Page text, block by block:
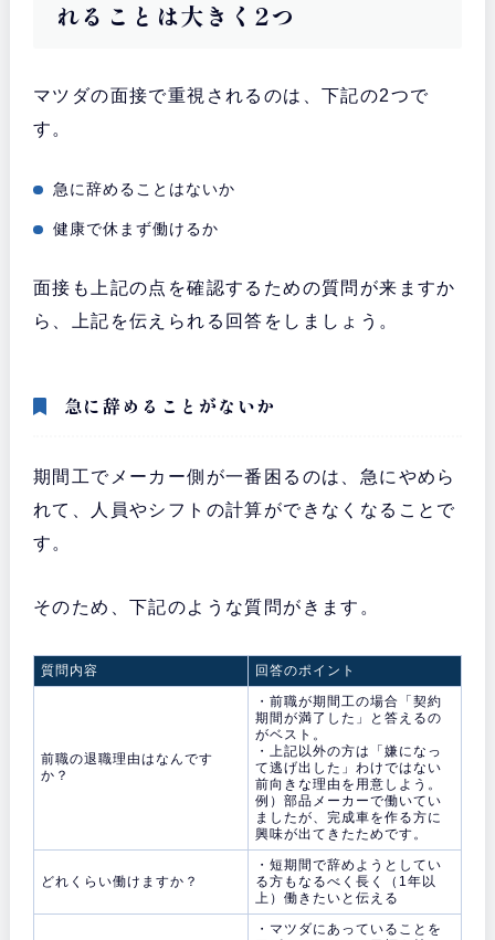
れることは大きく2つ
マツダの面接で重視されるのは、下記の2つで
す。
急に辞めることはないか
健康で休まず働けるか
面接も上記の点を確認するための質問が来ますか
ら、上記を伝えられる回答をしましょう。
急に辞めることがないか
期間工でメーカー側が一番困るのは、急にやめら
れて、人員やシフトの計算ができなくなることで
す。
そのため、下記のような質問がきます。
質問内容 回答のポイント
前職の退職理由はなんです
か？
・前職が期間工の場合「契約
期間が満了した」と答えるの
がベスト。
・上記以外の方は「嫌になっ
て逃げ出した」わけではない
前向きな理由を用意しよう。
例）部品メーカーで働いてい
ましたが、完成車を作る方に
興味が出てきたためです。
どれくらい働けますか？
・短期間で辞めようとしてい
る方もなるべく長く（1年以
上）働きたいと伝える
・マツダにあっていることを